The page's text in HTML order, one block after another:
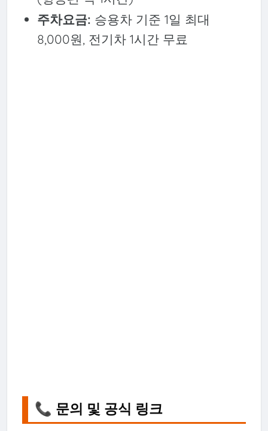
주차요금: 승용차 기준 1일 최대
8,000원, 전기차 1시간 무료
📞 문의 및 공식 링크